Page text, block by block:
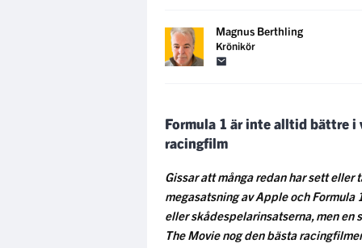
Magnus Berthling
Krönikör
racingfilm
megasatsning av Apple och Formula
eller skådespelarinsatserna, men en
The Movie nog den bästa
kommer mitt in i racen på ett sätt